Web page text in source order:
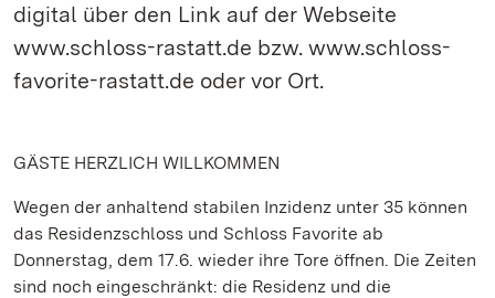
digital über den Link auf der Webseite
www.schloss-rastatt.de bzw. www.schloss-
favorite-rastatt.de oder vor Ort.
GÄSTE HERZLICH WILLKOMMEN
Wegen der anhaltend stabilen Inzidenz unter 35 können
das Residenzschloss und Schloss Favorite ab
Donnerstag, dem 17.6. wieder ihre Tore öffnen. Die Zeiten
sind noch eingeschränkt: die Residenz und die